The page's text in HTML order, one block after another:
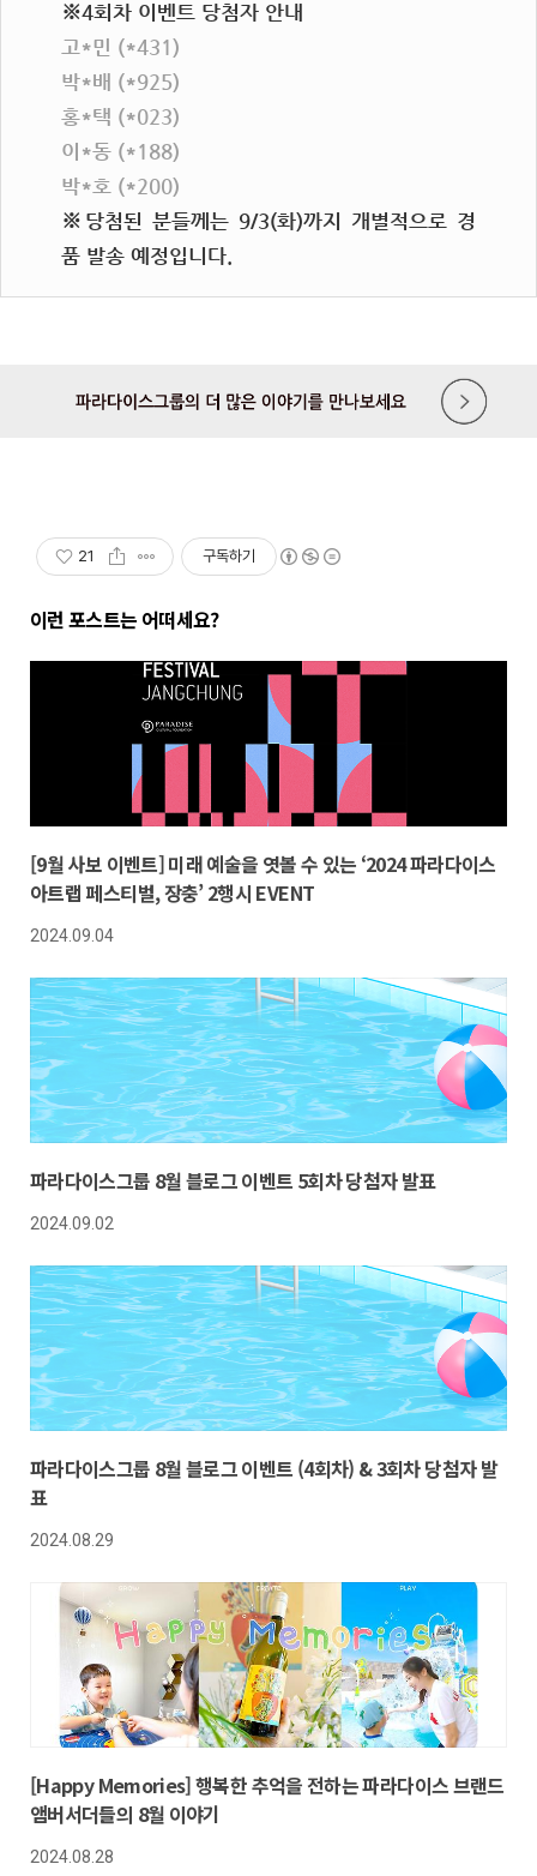
※4회차 이벤트 당첨자 안내
고*민 (*431)
박*배 (*925)
홍*택 (*023)
이*동 (*188)
박*호 (*200)
※당첨된 분들께는 9/3(화)까지 개별적으로 경
품 발송 예정입니다.
21 구독하기
이런 포스트는 어떠세요?
[9월 사보 이벤트] 미래 예술을 엿볼 수 있는 ‘2024 파라다이스
아트랩 페스티벌, 장충’ 2행시 EVENT
2024.09.04
파라다이스그룹 8월 블로그 이벤트 5회차 당첨자 발표
2024.09.02
파라다이스그룹 8월 블로그 이벤트 (4회차) & 3회차 당첨자 발
표
2024.08.29
[Happy Memories] 행복한 추억을 전하는 파라다이스 브랜드
앰버서더들의 8월 이야기
2024.08.28